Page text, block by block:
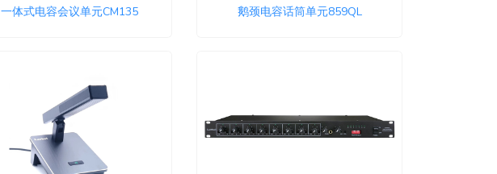
一体式电容会议单元CM135 鹅颈电容话筒单元859QL